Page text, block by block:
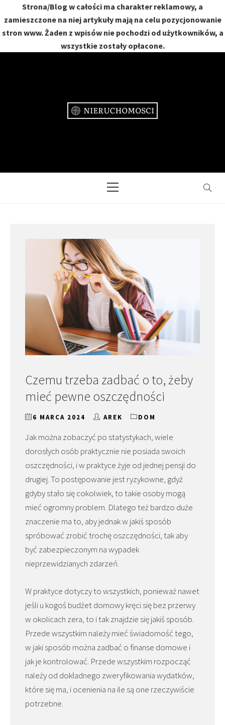
Strona/Blog w całości ma charakter reklamowy, a
zamieszczone na niej artykuły mają na celu pozycjonowanie
stron www. Żaden z wpisów nie pochodzi od użytkowników, a
wszystkie zostały opłacone.
Menu
Czemu trzeba zadbać o to, żeby
mieć pewne oszczędności
6 MARCA 2024 AREK DOM
Jak można zobaczyć po statystykach, wiele
dorosłych osób praktycznie nie posiada swoich
oszczędności, i w praktyce żyje od jednej pensji do
drugiej. To postępowanie jest ryzykowne, gdyż
gdyby stało się cokolwiek, to takie osoby mogą
mieć ogromny problem. Dlatego też bardzo duże
znaczenie ma to, aby jednak w jakiś sposób
spróbować zrobić trochę oszczędności, tak aby
być zabezpieczonym na wypadek
nieprzewidzianych zdarzeń.
W praktyce dotyczy to wszystkich, ponieważ nawet
jeśli u kogoś budżet domowy kręci się bez przerwy
w okolicach zera, to i tak znajdzie się jakiś sposób.
Przede wszystkim należy mieć świadomość tego,
w jaki sposób można zadbać o finanse domowe i
jak je kontrolować. Przede wszystkim rozpocząć
należy od dokładnego zweryfikowania wydatków,
które się ma, i ocenienia na ile są one rzeczywiście
potrzebne.